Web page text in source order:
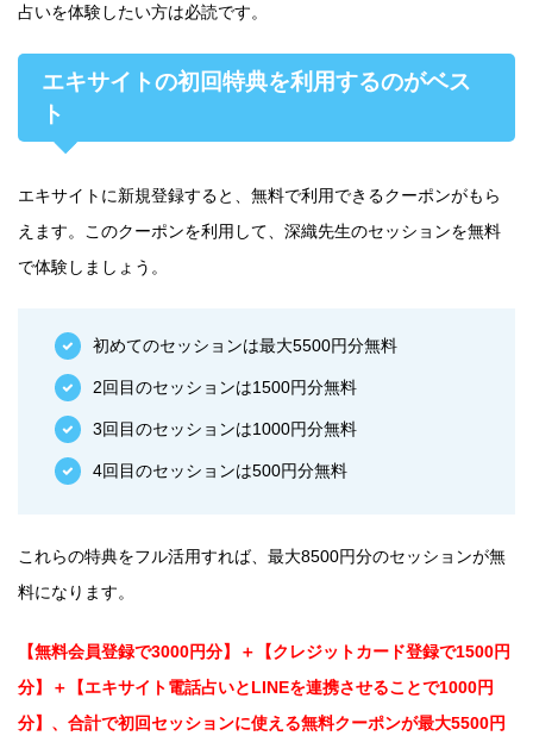
占いを体験したい方は必読です。
エキサイトの初回特典を利用するのがベス
ト
エキサイトに新規登録すると、無料で利用できるクーポンがもら
えます。このクーポンを利用して、深織先生のセッションを無料
で体験しましょう。
初めてのセッションは最大5500円分無料
2回目のセッションは1500円分無料
3回目のセッションは1000円分無料
4回目のセッションは500円分無料
これらの特典をフル活用すれば、最大8500円分のセッションが無
料になります。
​【無料会員登録で3000円分】＋【クレジットカード登録で1500円
分】＋【エキサイト電話占いとLINEを連携させることで1000円
分】、合計で初回セッションに使える無料クーポンが最大5500円